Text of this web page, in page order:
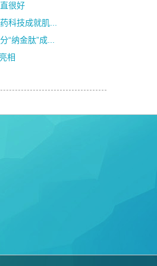
很好
科技成就肌...
“纳金肽”成...
相